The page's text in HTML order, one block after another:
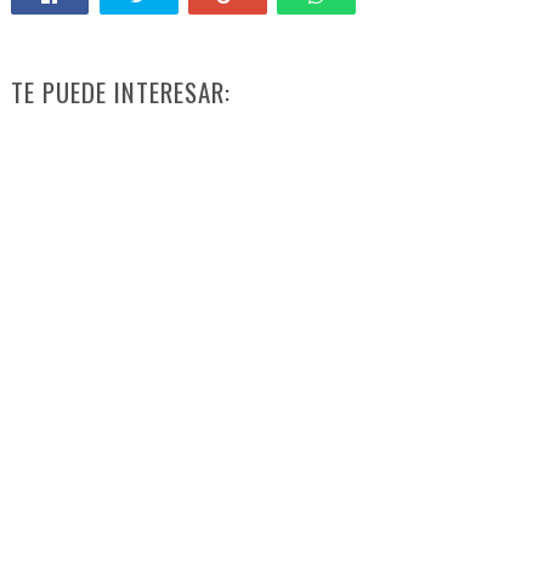
TE PUEDE INTERESAR: